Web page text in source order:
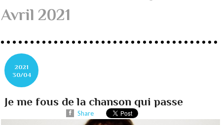
Avril 2021
2021
30/04
Je me fous de la chanson qui passe
Share